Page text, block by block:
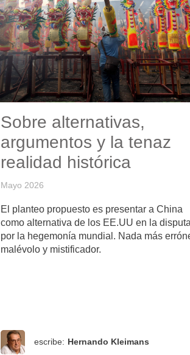
Sobre alternativas,
argumentos y la tenaz
realidad histórica
Mayo 2026
El planteo propuesto es presentar a China
como alternativa de los EE.UU en la disputa
por la hegemonía mundial. Nada más
malévolo y mistificador.
escribe: Hernando Kleimans